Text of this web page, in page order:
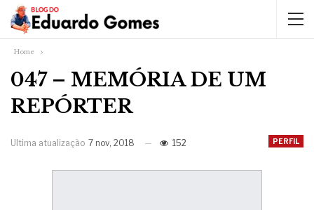
Home
047 – MEMÓRIA DE UM
REPÓRTER
PERFIL
Ultima atualização 7 nov, 2018 152